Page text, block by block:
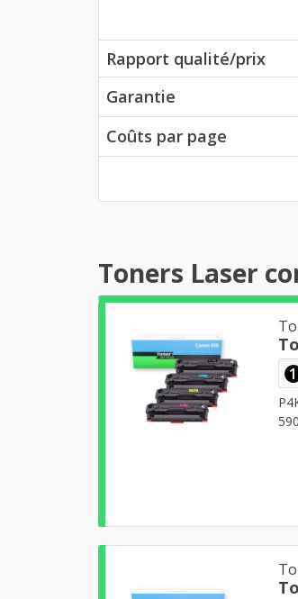
Rapport qualité/prix
Garantie
Coûts par page
Toners Laser
1